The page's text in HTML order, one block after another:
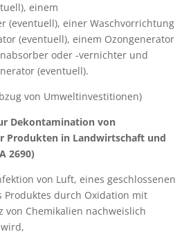
einem
(eventuell), einer Waschvorrichtung
(eventuell), einem Ozongenerator
oder -vernichter und
(eventuell).
von Umweltinvestitionen)
Dekontamination von
Produkten in Landwirtschaft und
2690)
von Luft, eines geschlossenen
Produktes durch Oxidation mit
von Chemikalien nachweislich